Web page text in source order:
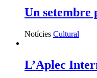
Un setembre
Notícies Cultural
L’Aplec